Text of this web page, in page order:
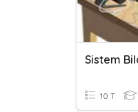
Sistem
10 T